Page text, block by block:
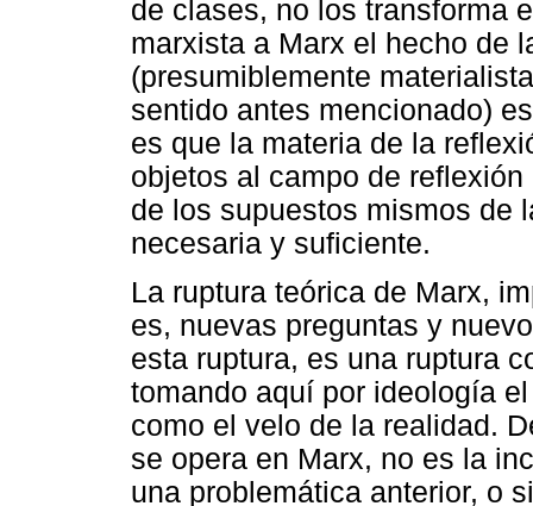
de clases, no los transforma
marxista a Marx el hecho de
(presumiblemente
sentido antes mencionado)
es que la materia de la
objetos al campo de
de los supuestos mismos de
necesaria y suficiente.
La ruptura teórica de Marx,
es, nuevas preguntas y
esta ruptura, es una ruptura
tomando aquí por ideología
como el velo de la realidad.
se opera en Marx, no es la
una problemática anterior, o